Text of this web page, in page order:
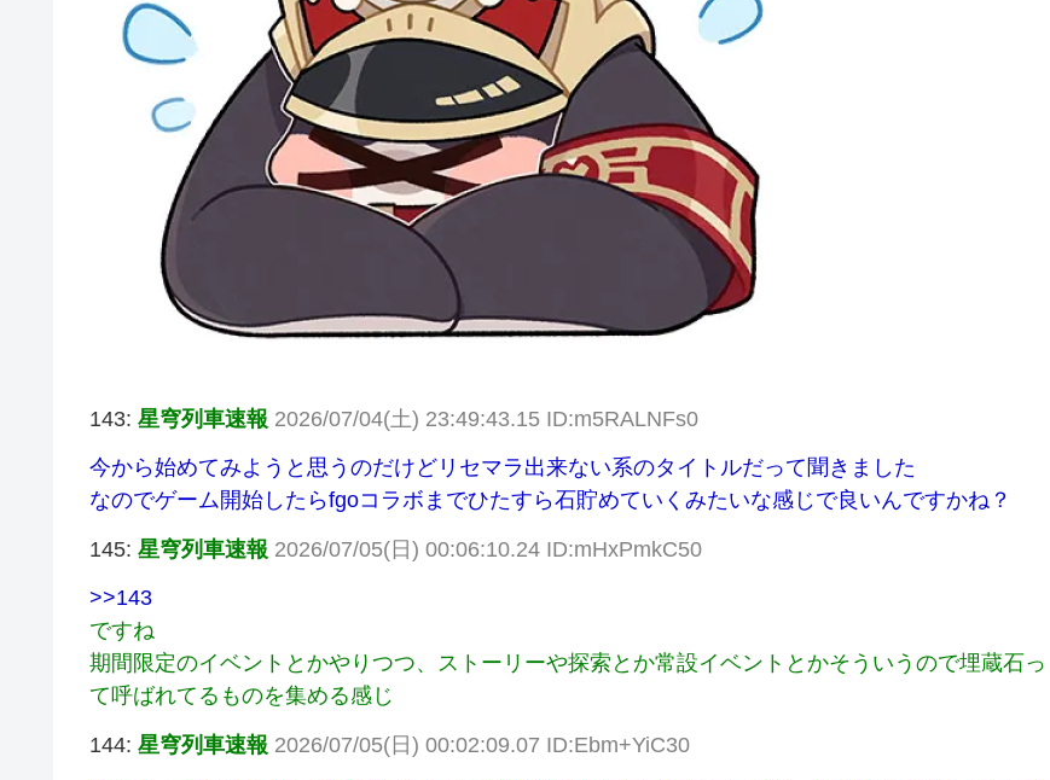
143: 星穹列車速報 2026/07/04(土) 23:49:43.15 ID:m5RALNFs0
今から始めてみようと思うのだけどリセマラ出来ない系のタイトルだって聞きました
なのでゲーム開始したらfgoコラボまでひたすら石貯めていくみたいな感じで良いんですかね？
145: 星穹列車速報 2026/07/05(日) 00:06:10.24 ID:mHxPmkC50
>>143
ですね
期間限定のイベントとかやりつつ、ストーリーや探索とか常設イベントとかそういうので埋蔵石っ
て呼ばれてるものを集める感じ
144: 星穹列車速報 2026/07/05(日) 00:02:09.07 ID:Ebm+YiC30